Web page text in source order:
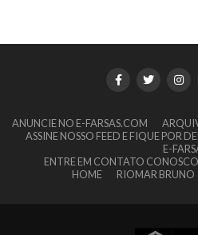
ANUNCIE NO E-FARSAS.COM
ASSINE NOSSO FEED E FIQUE POR
E-
ENTRE EM CONTATO CONOSCO
HOME
RIOMAR BRUNO